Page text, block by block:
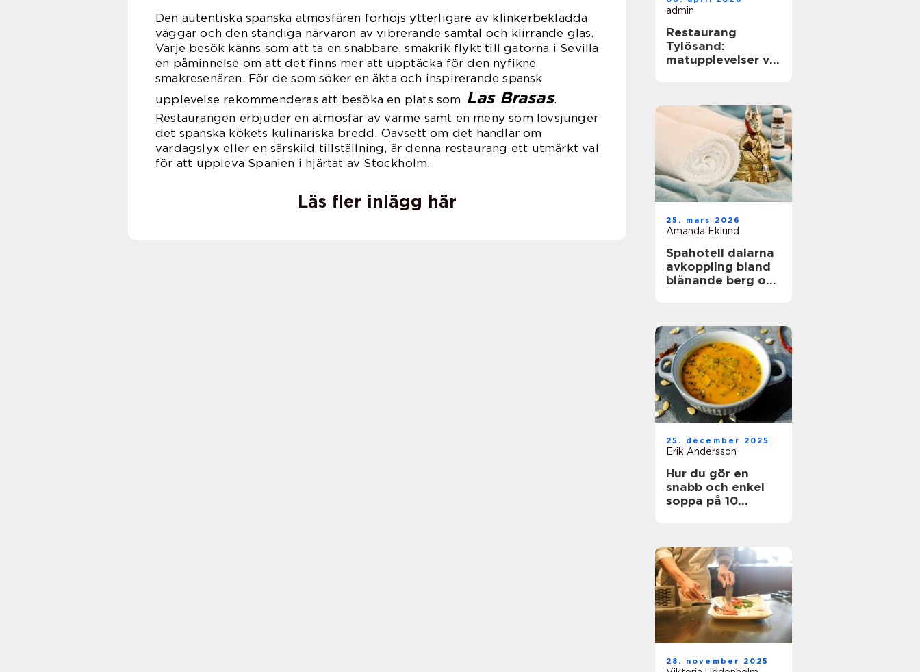
Den autentiska spanska atmosfären förhöjs ytterligare av klinkerbeklädda
väggar och den ständiga närvaron av vibrerande samtal och klirrande glas.
Varje besök känns som att ta en snabbare, smakrik flykt till gatorna i Sevilla
en påminnelse om att det finns mer att upptäcka för den nyfikne
smakresenären. För de som söker en äkta och inspirerande spansk
upplevelse rekommenderas att besöka en plats som Las Brasas.
Restaurangen erbjuder en atmosfär av värme samt en meny som lovsjunger
det spanska kökets kulinariska bredd. Oavsett om det handlar om
vardagslyx eller en särskild tillställning, är denna restaurang ett utmärkt val
för att uppleva Spanien i hjärtat av Stockholm.
Läs fler inlägg här
admin
Restaurang
Tylösand:
matupplevelser vid
25. mars 2026
Amanda Eklund
Spahotell dalarna
avkoppling bland
blånande berg och
25. december 2025
Erik Andersson
Hur du gör en
snabb och enkel
soppa på 10
28. november 2025